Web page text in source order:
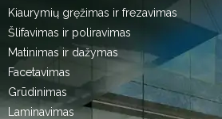
Kiaurymių gręžimas ir frezavimas
Šlifavimas ir poliravimas
Matinimas ir dažymas
Facetavimas
Grūdinimas
Laminavimas